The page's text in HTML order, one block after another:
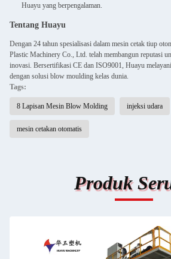
Huayu yang berpengalaman.
Tentang Huayu
Dengan 24 tahun spesialisasi dalam mesin cetak tiup
Plastic Machinery Co., Ltd. telah membangun reputasi
inovasi. Bersertifikasi CE dan ISO9001, Huayu
dengan solusi blow moulding kelas dunia.
Tags:
8 Lapisan Mesin Blow Molding injeksi udara
mesin cetakan otomatis
Produk